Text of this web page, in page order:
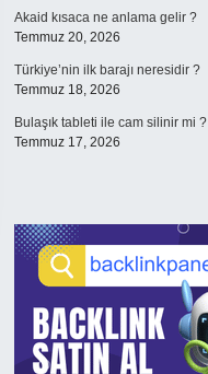
Akaid kısaca ne anlama gelir ?
Temmuz 20, 2026
Türkiye’nin ilk barajı neresidir ?
Temmuz 18, 2026
Bulaşık tableti ile cam silinir mi ?
Temmuz 17, 2026